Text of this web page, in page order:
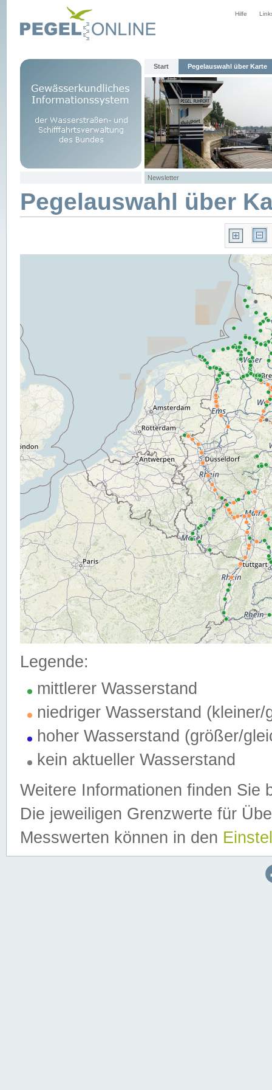
Hilfe
Start Pegelauswahl über Karte
Newsletter
Pegelauswahl über
Legende:
mittlerer Wasserstand
niedriger Wasserstand (kleiner/
hoher Wasserstand (größer/
kein aktueller Wasserstand
Weitere Informationen finden Sie
Die jeweiligen Grenzwerte für
Messwerten können in den